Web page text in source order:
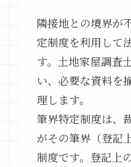
隣接地との境界が
定制度を利用して
す。土地家屋調査
い、必要な資料を
理します。
筆界特定制度は、
がその筆界（登記
制度です。登記上